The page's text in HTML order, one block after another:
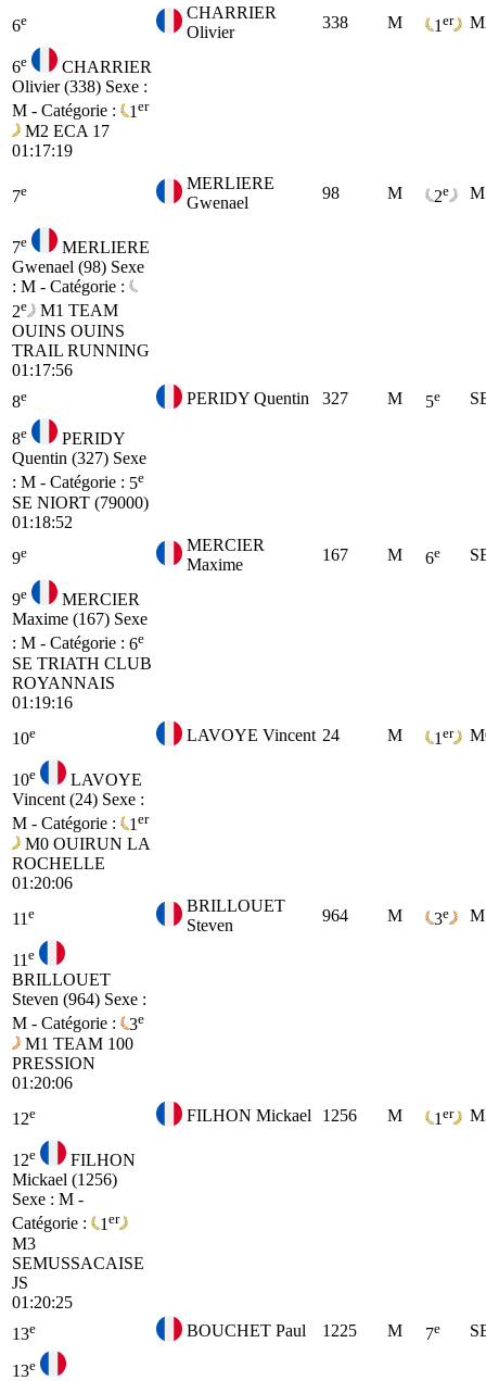
6e
CHARRIER
Olivier
338 M 1 er
6e
CHARRIER
Olivier (338) Sexe :
M - Catégorie :
1 er
M2 ECA 17
01:17:19
7e
MERLIERE
Gwenael
98 M 2e
7e
MERLIERE
Gwenael (98) Sexe
: M - Catégorie :
2e M1 TEAM
OUINS OUINS
TRAIL RUNNING
01:17:56
8e PERIDY Quentin 327 M 5e
8e
PERIDY
Quentin (327) Sexe
: M - Catégorie : 5e
SE NIORT (79000)
01:18:52
9e
MERCIER
Maxime
167 M 6e
9e
MERCIER
Maxime (167) Sexe
: M - Catégorie : 6e
SE TRIATH CLUB
ROYANNAIS
01:19:16
10e LAVOYE Vincent 24 M 1 er
10e
LAVOYE
Vincent (24) Sexe :
M - Catégorie :
1 er
M0 OUIRUN LA
ROCHELLE
01:20:06
11 e
BRILLOUET
Steven
964 M 3e
11 e
BRILLOUET
Steven (964) Sexe :
M - Catégorie :
3e
M1 TEAM 100
PRESSION
01:20:06
12e FILHON Mickael 1256 M 1 er
12e
FILHON
Mickael (1256)
Sexe : M -
Catégorie :
1 er
M3
SEMUSSACAISE
JS
01:20:25
13e BOUCHET Paul 1225 M 7e
13e